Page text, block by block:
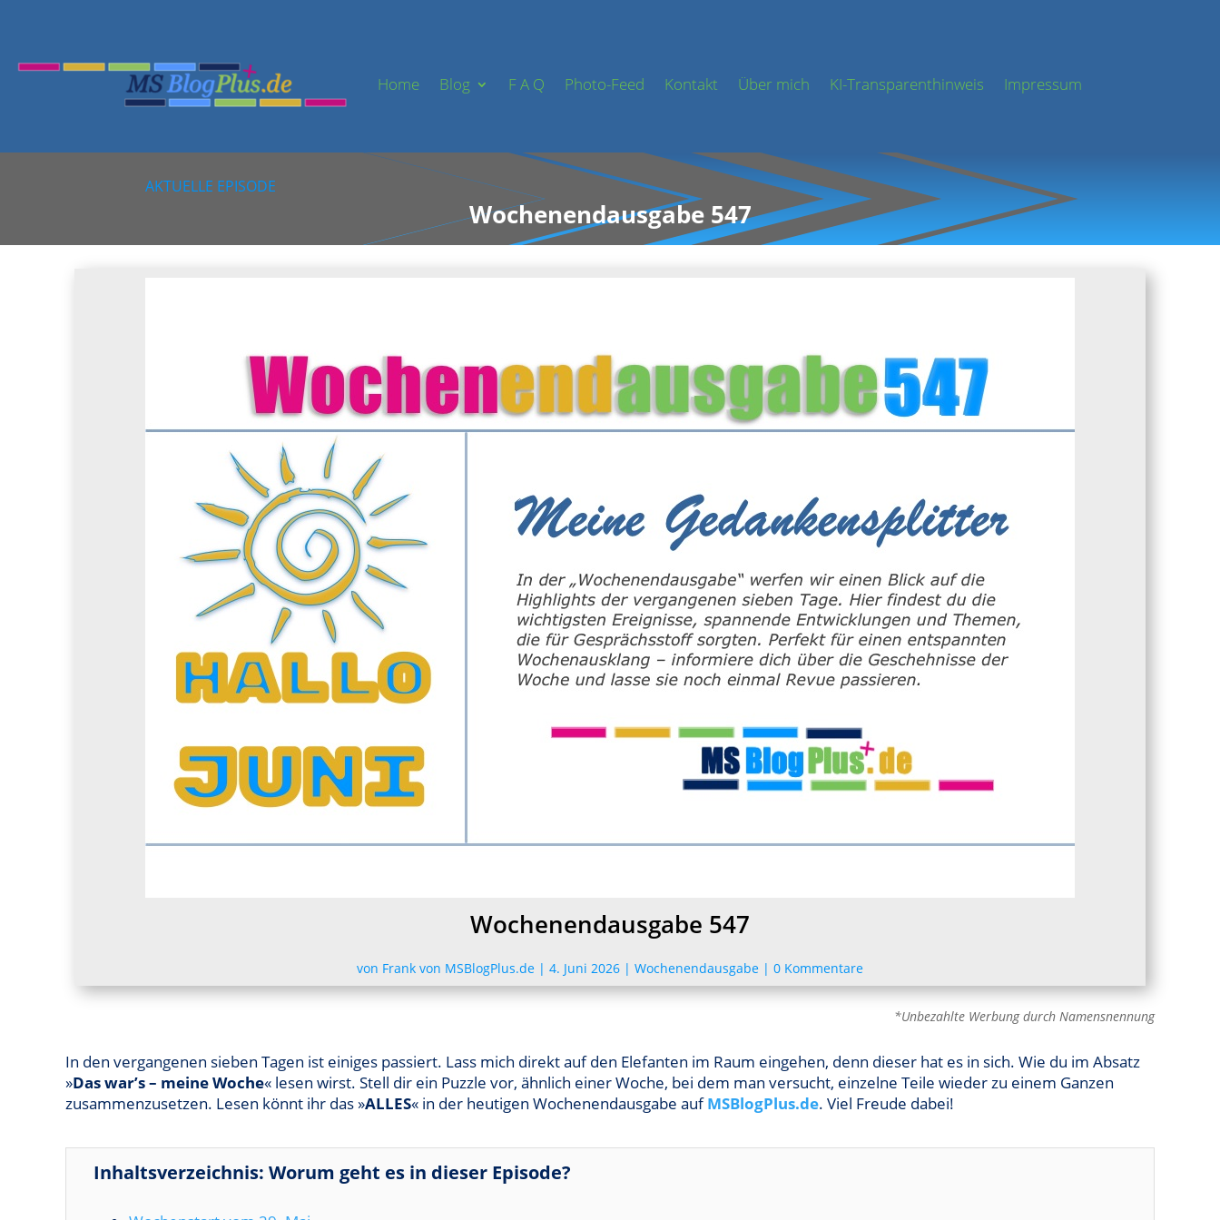
Home Blog F A Q Photo-Feed Kontakt Über mich KI-Transparenthinweis Impressum
AKTUELLE EPISODE
Wochenendausgabe 547
Wochenendausgabe 547
von Frank von MSBlogPlus.de | 4. Juni 2026 | Wochenendausgabe | 0 Kommentare
*Unbezahlte Werbung durch Namensnennung
In den vergangenen sieben Tagen ist einiges passiert. Lass mich direkt auf den Elefanten im Raum eingehen, denn dieser hat es in sich. Wie du im Absatz
»Das war’s – meine Woche« lesen wirst. Stell dir ein Puzzle vor, ähnlich einer Woche, bei dem man versucht, einzelne Teile wieder zu einem Ganzen
zusammenzusetzen. Lesen könnt ihr das »ALLES« in der heutigen Wochenendausgabe aufMSBlogPlus.de. Viel Freude dabei!
Inhaltsverzeichnis: Worum geht es in dieser Episode?